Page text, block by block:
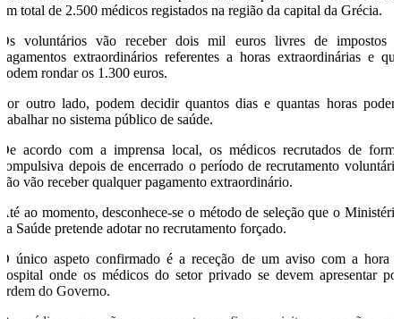
um total de 2.500 médicos registados na região da capital da Grécia.
Os voluntários vão receber dois mil euros livres de impostos e
pagamentos extraordinários referentes a horas extraordinárias e que
podem rondar os 1.300 euros.
Por outro lado, podem decidir quantos dias e quantas horas podem
trabalhar no sistema público de saúde.
De acordo com a imprensa local, os médicos recrutados de forma
compulsiva depois de encerrado o período de recrutamento voluntário
não vão receber qualquer pagamento extraordinário.
Até ao momento, desconhece-se o método de seleção que o Ministério
da Saúde pretende adotar no recrutamento forçado.
O único aspeto confirmado é a receção de um aviso com a hora e
hospital onde os médicos do setor privado se devem apresentar por
ordem do Governo.